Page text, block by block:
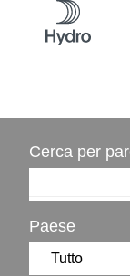
Cerca per
Paese